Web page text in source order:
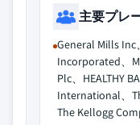
主要プレ
General Mills
Incorporated、
Plc、HEALTHY
International、
The Kellogg